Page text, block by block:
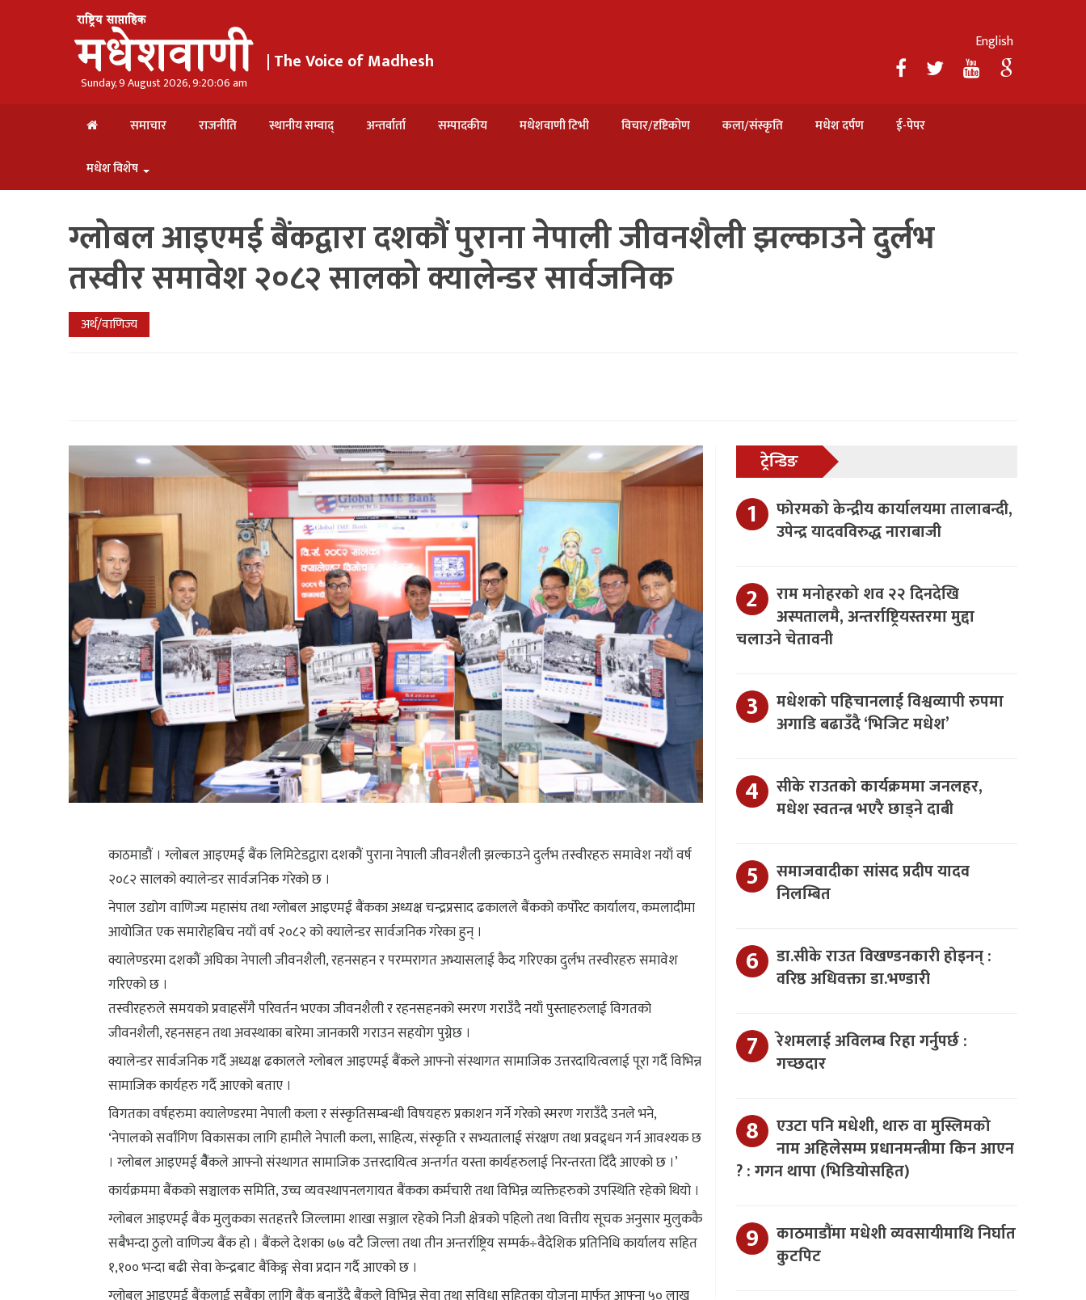
| The Voice of Madhesh
Sunday, 9 August 2026, 9:20:07 am
English
समाचार राजनीति स्थानीय सम्वाद् अन्तर्वार्ता सम्पादकीय मधेशवाणी टिभी विचार/दृष्टिकोण कला/संस्कृति मधेश दर्पण ई-पेपर
मधेश विशेष
ग्लोबल आइएमई बैंकद्वारा दशकौं पुराना नेपाली जीवनशैली झल्काउने दुर्लभ
तस्वीर समावेश २०८२ सालको क्यालेन्डर सार्वजनिक
अर्थ/वाणिज्य
काठमाडौं । ग्लोबल आइएमई बैंक लिमिटेडद्वारा दशकौं पुराना नेपाली जीवनशैली झल्काउने दुर्लभ तस्वीरहरु समावेश नयाँ वर्ष
२०८२ सालको क्यालेन्डर सार्वजनिक गरेको छ ।
नेपाल उद्योग वाणिज्य महासंघ तथा ग्लोबल आइएमई बैंकका अध्यक्ष चन्द्रप्रसाद ढकालले बैंकको कर्पाेरेट कार्यालय, कमलादीमा
आयोजित एक समारोहबिच नयाँ वर्ष २०८२ को क्यालेन्डर सार्वजनिक गरेका हुन् ।
क्यालेण्डरमा दशकौं अघिका नेपाली जीवनशैली, रहनसहन र परम्परागत अभ्यासलाई कैद गरिएका दुर्लभ तस्वीरहरु समावेश
गरिएको छ ।
तस्वीरहरुले समयको प्रवाहसँगै परिवर्तन भएका जीवनशैली र रहनसहनको स्मरण गराउँदै नयाँ पुस्ताहरुलाई विगतको
जीवनशैली, रहनसहन तथा अवस्थाका बारेमा जानकारी गराउन सहयोग पुग्नेछ ।
क्यालेन्डर सार्वजनिक गर्दै अध्यक्ष ढकालले ग्लोबल आइएमई बैंकले आफ्नो संस्थागत सामाजिक उत्तरदायित्वलाई पूरा गर्दै विभिन्न
सामाजिक कार्यहरु गर्दै आएको बताए ।
विगतका वर्षहरुमा क्यालेण्डरमा नेपाली कला र संस्कृतिसम्बन्धी विषयहरु प्रकाशन गर्ने गरेको स्मरण गराउँदै उनले भने,
‘नेपालको सर्वांगिण विकासका लागि हामीले नेपाली कला, साहित्य, संस्कृति र सभ्यतालाई संरक्षण तथा प्रवद्र्धन गर्न आवश्यक छ
। ग्लोबल आइएमई बैैंकले आफ्नो संस्थागत सामाजिक उत्तरदायित्व अन्तर्गत यस्ता कार्यहरुलाई निरन्तरता दिँदै आएको छ ।’
कार्यक्रममा बैंकको सञ्चालक समिति, उच्च व्यवस्थापनलगायत बैंकका कर्मचारी तथा विभिन्न व्यक्तिहरुको उपस्थिति रहेको थियो ।
ग्लोबल आइएमई बैंक मुलुकका सतहत्तरै जिल्लामा शाखा सञ्जाल रहेको निजी क्षेत्रको पहिलो तथा वित्तीय सूचक अनुसार मुलुककै
सबैभन्दा ठुलो वाणिज्य बैंक हो । बैंकले देशका ७७ वटै जिल्ला तथा तीन अन्तर्राष्ट्रिय सम्पर्क÷वैदेशिक प्रतिनिधि कार्यालय सहित
१,१०० भन्दा बढी सेवा केन्द्रबाट बैंकिङ्ग सेवा प्रदान गर्दै आएको छ ।
ट्रेन्डिङ
फोरमको केन्द्रीय कार्यालयमा तालाबन्दी,
उपेन्द्र यादवविरुद्ध नाराबाजी
राम मनोहरको शव २२ दिनदेखि
अस्पतालमै, अन्तर्राष्ट्रियस्तरमा मुद्दा
चलाउने चेतावनी
मधेशको पहिचानलाई विश्वव्यापी रुपमा
अगाडि बढाउँदै ‘भिजिट मधेश’
सीके राउतको कार्यक्रममा जनलहर,
मधेश स्वतन्त्र भएरै छाड्ने दाबी
समाजवादीका सांसद प्रदीप यादव
निलम्बित
डा.सीके राउत विखण्डनकारी होइनन् :
वरिष्ठ अधिवक्ता डा.भण्डारी
रेशमलाई अविलम्ब रिहा गर्नुपर्छ :
गच्छदार
एउटा पनि मधेशी, थारु वा मुस्लिमको
नाम अहिलेसम्म प्रधानमन्त्रीमा किन आएन
? : गगन थापा (भिडियोसहित)
काठमाडौंमा मधेशी व्यवसायीमाथि निर्घात
कुटपिट